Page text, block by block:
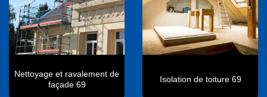
Nettoyage et ravalement de
façade 69
Isolation de toiture 69